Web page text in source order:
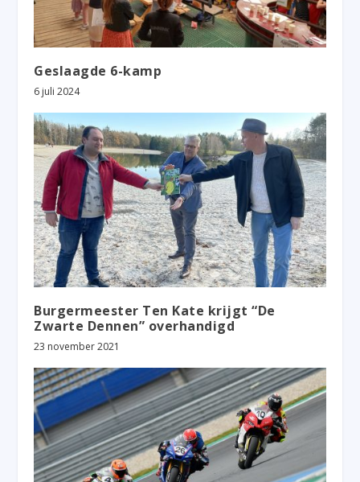
Geslaagde 6-kamp
6 juli 2024
Burgermeester Ten Kate krijgt “De
Zwarte Dennen” overhandigd
23 november 2021